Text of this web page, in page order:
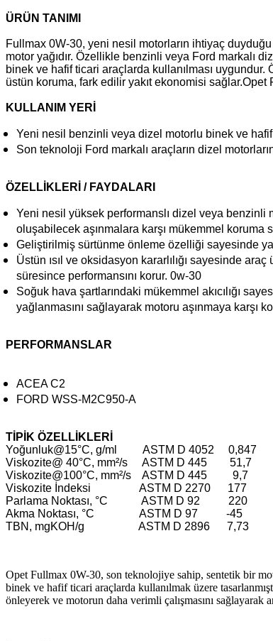
ÜRÜN TANIMI
Fullmax 0W-30, yeni nesil motorların ihtiyaç
motor yağıdır. Özellikle benzinli veya Ford markalı
binek ve hafif ticari araçlarda kullanılması
üstün koruma, fark edilir yakıt ekonomisi sağlar.Opet
KULLANIM YERİ
Yeni nesil benzinli veya dizel motorlu binek ve
Son teknoloji Ford markalı araçların dizel
ÖZELLİKLERİ / FAYDALARI
Yeni nesil yüksek performanslı dizel veya benzinli
oluşabilecek aşınmalara karşı mükemmel koruma
Geliştirilmiş sürtünme önleme özelliği sayesinde
Üstün ısıl ve oksidasyon kararlılığı sayesinde
süresince performansını korur. 0w-30
Soğuk hava şartlarındaki mükemmel akıcılığı
yağlanmasını sağlayarak motoru aşınmaya karşı
PERFORMANSLAR
ACEA C2
FORD WSS-M2C950-A
TİPİK ÖZELLİKLERİ
Yoğunluk@15°C, g/ml ASTM D 4052 0,847
Viskozite@ 40°C, mm²/s ASTM D 445 51,7
Viskozite@100°C, mm²/s ASTM D 445 9,7
Viskozite İndeksi ASTM D 2270 177
Parlama Noktası, °C ASTM D 92 220
Akma Noktası, °C ASTM D 97 -45
TBN, mgKOH/g ASTM D 2896 7,73
Opet Fullmax 0W-30, son teknolojiye sahip, sentetik bir
binek ve hafif ticari araçlarda kullanılmak üzere
önleyerek ve motorun daha verimli çalışmasını sağlayarak